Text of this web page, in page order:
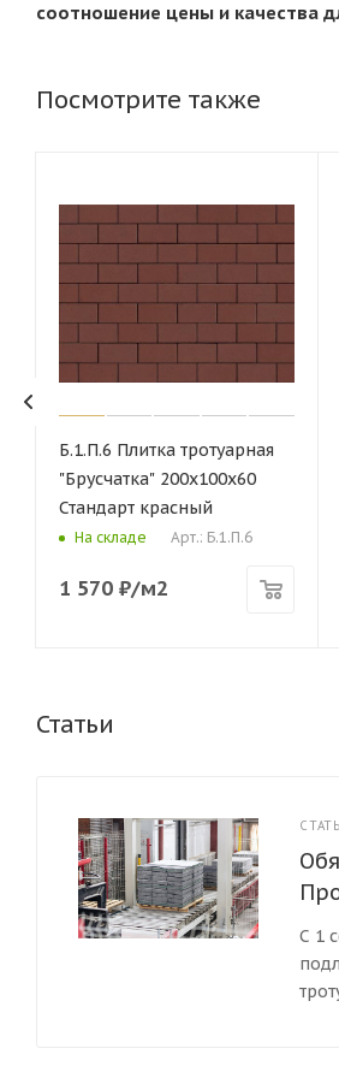
соотношение цены и качества
Посмотрите также
Б.1.П.6 Плитка тротуарная
"Брусчатка" 200х100х60
Стандарт красный
На складе Арт.: Б.1.П.6
1 570 ₽/м2
Статьи
С 1